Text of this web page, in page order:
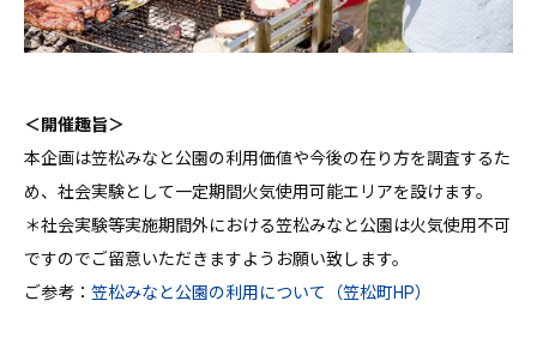
＜開催趣旨＞
本企画は笠松みなと公園の利用価値や今後の在り方を調査するた
め、社会実験として一定期間火気使用可能エリアを設けます。
＊社会実験等実施期間外における笠松みなと公園は火気使用不可
ですのでご留意いただきますようお願い致します。
ご参考： 笠松みなと公園の利用について（笠松町HP）